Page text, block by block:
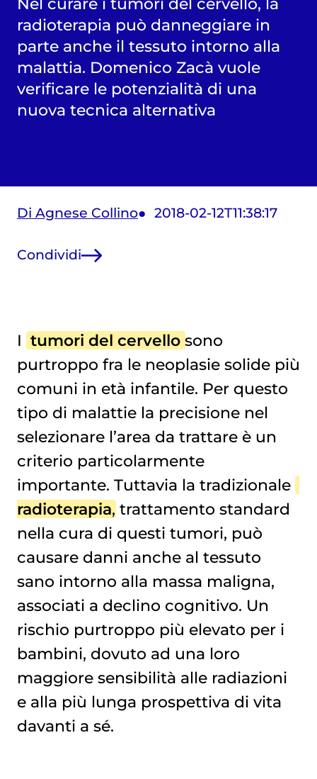
radioterapia può danneggiare in
parte anche il tessuto intorno alla
malattia. Domenico Zacà vuole
verificare le potenzialità di una
nuova tecnica alternativa
Di Agnese Collino 2018-02-12T11:38:17
Condividi
I tumori del cervello sono
purtroppo fra le neoplasie solide più
comuni in età infantile. Per questo
tipo di malattie la precisione nel
selezionare l’area da trattare è un
criterio particolarmente
importante. Tuttavia la tradizionale
radioterapia, trattamento standard
nella cura di questi tumori, può
causare danni anche al tessuto
sano intorno alla massa maligna,
associati a declino cognitivo. Un
rischio purtroppo più elevato per i
bambini, dovuto ad una loro
maggiore sensibilità alle radiazioni
e alla più lunga prospettiva di vita
davanti a sé.